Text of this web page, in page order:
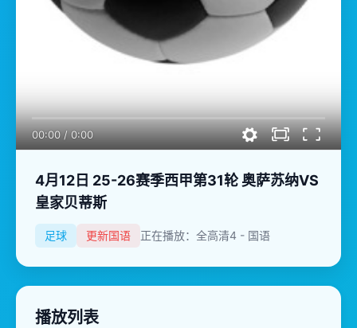
00:00/0:00
4月12日 25-26赛季西甲第31轮 奥萨苏纳VS
皇家贝蒂斯
足球 更新国语 正在播放：全高清4 - 国语
播放列表